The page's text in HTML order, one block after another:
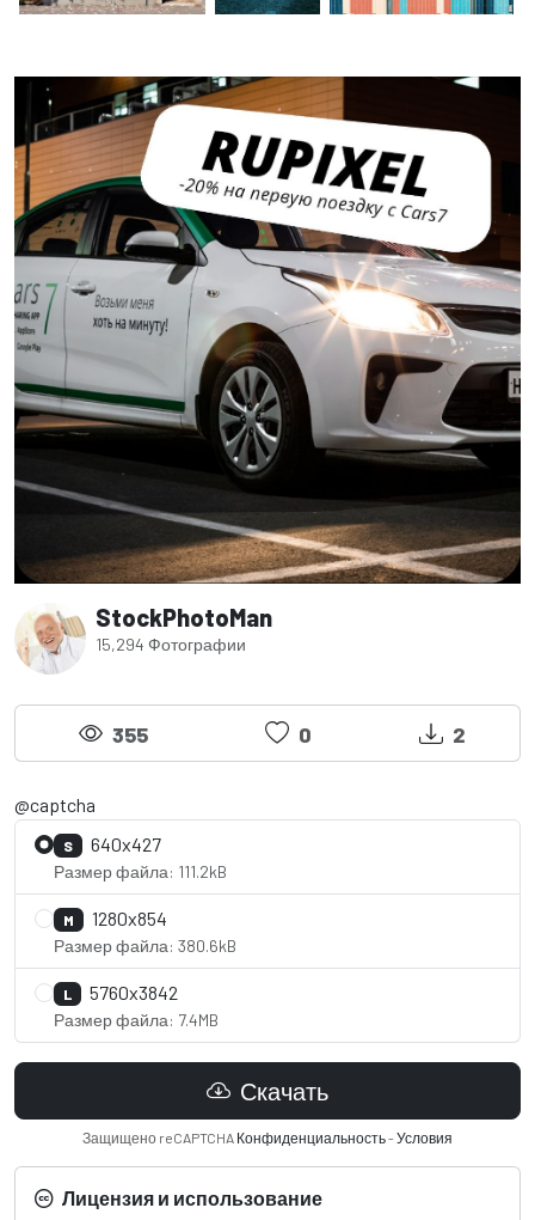
StockPhotoMan
15,294 Фотографии
355 0 2
@captcha
S 640x427
Размер файла: 111.2kB
M 1280x854
Размер файла: 380.6kB
L 5760x3842
Размер файла: 7.4MB
Скачать
Защищено reCAPTCHA Конфиденциальность-Условия
Лицензия и использование